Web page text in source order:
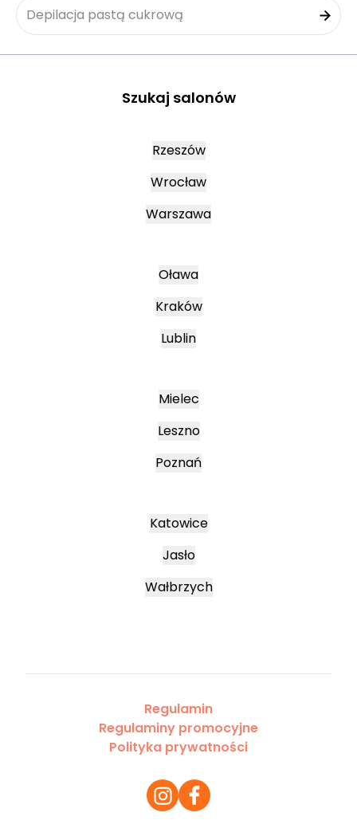
Depilacja pastą cukrową
Szukaj salonów
Rzeszów
Wrocław
Warszawa
Oława
Kraków
Lublin
Mielec
Leszno
Poznań
Katowice
Jasło
Wałbrzych
Regulamin
Regulaminy promocyjne
Polityka prywatności